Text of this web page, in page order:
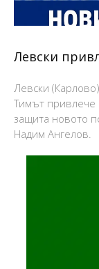
Левски
Левски
Тимът привлече
защита новото
Надим Ангелов.